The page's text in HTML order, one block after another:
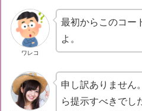
ワレコ
最初からこのコー
よ。
申し訳ありません
ら提示すべきでし